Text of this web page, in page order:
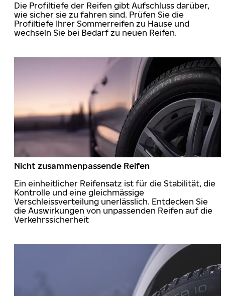
Die Profiltiefe der Reifen gibt Aufschluss darüber,
wie sicher sie zu fahren sind. Prüfen Sie die
Profiltiefe Ihrer Sommerreifen zu Hause und
wechseln Sie bei Bedarf zu neuen Reifen.
Nicht zusammenpassende Reifen
Ein einheitlicher Reifensatz ist für die Stabilität, die
Kontrolle und eine gleichmässige
Verschleissverteilung unerlässlich. Entdecken Sie
die Auswirkungen von unpassenden Reifen auf die
Verkehrssicherheit